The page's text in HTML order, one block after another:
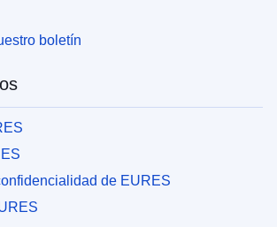
boletín
de EURES